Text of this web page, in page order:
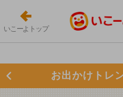
いこーよトップ
お出かけトレ